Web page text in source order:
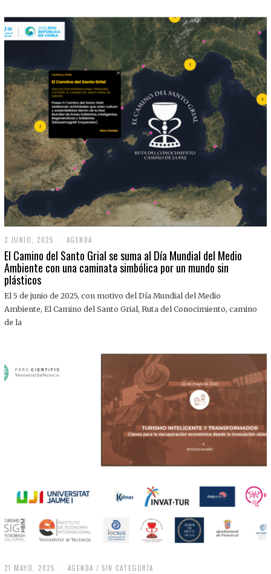
0
2
5
3 JUNIO, 2025
J
U
N
,
0
AGENDA
El Camino del Santo Grial se suma al Día Mundial del Medio
Ambiente con una caminata simbólica por un mundo sin
plásticos
El 5 de junio de 2025, con motivo del Día Mundial del Medio
Ambiente, El Camino del Santo Grial, Ruta del Conocimiento, camino
de la
21 MAYO, 2025 AGENDA / SIN CATEGORÍA